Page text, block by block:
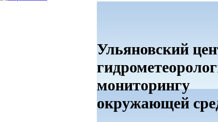
Ульяновский
мониторингу
окружающей